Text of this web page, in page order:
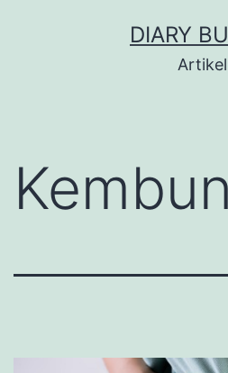
DIARY
Artikel